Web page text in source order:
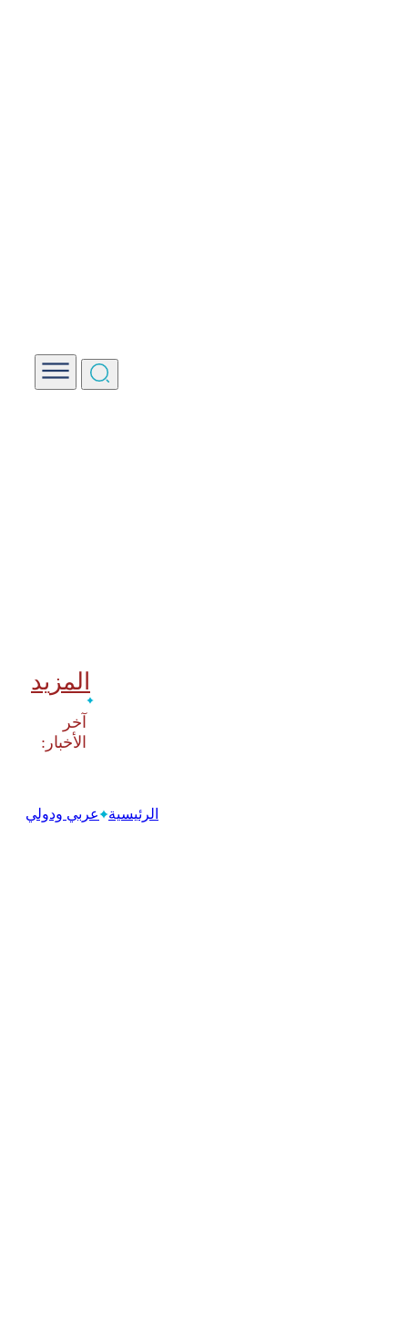
المزيد
‫آخر
الرئيسية عربي ودولي